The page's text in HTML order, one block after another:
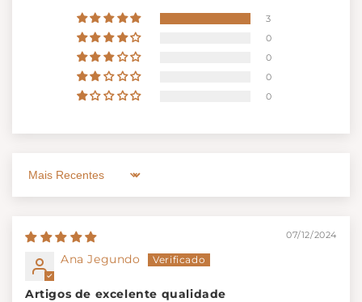
3
0
0
0
0
Sort by
07/12/2024
Ana Jegundo
Artigos de excelente qualidade